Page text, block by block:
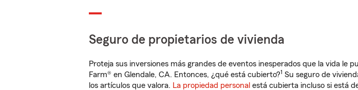
Seguro de propietarios de vivienda
Proteja sus inversiones más grandes de eventos inesperados que la vida le
Farm® en Glendale, CA. Entonces, ¿qué está cubierto?1 Su seguro de
los artículos que valora. La propiedad personal está cubierta incluso si está